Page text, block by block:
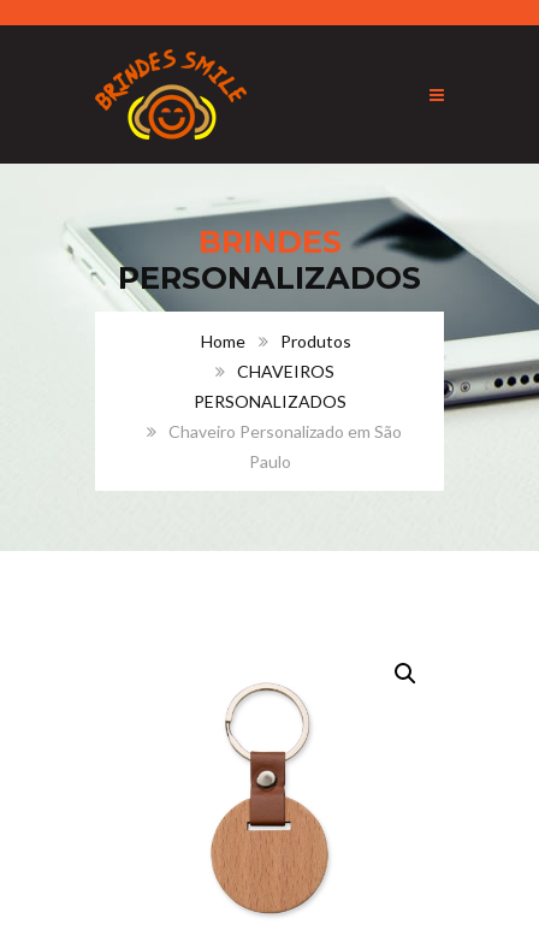
BRINDES
PERSONALIZADOS
Home
Produtos
CHAVEIROS
PERSONALIZADOS
Chaveiro Personalizado em São
Paulo